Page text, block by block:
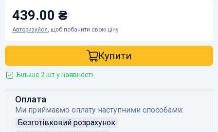
439.00 ₴
Авторизуйся, щоб побачити свою ціну
Купити
Більше 2 шт у наявності
Оплата
Ми приймаємо оплату наступними способами:
Безготівковий розрахунок